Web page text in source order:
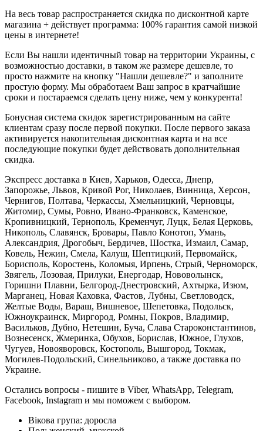
На весь товар распространяется скидка по дисконтной карте
магазина + действует программа: 100% гарантия самой низкой
цены в интернете!
Если Вы нашли идентичный товар на территории Украины, с
возможностью доставки, в таком же размере дешевле, то
просто нажмите на кнопку "Нашли дешевле?" и заполните
простую форму. Мы обработаем Ваш запрос в кратчайшие
сроки и постараемся сделать цену ниже, чем у конкурента!
Бонусная система скидок зарегистрированным на сайте
клиентам сразу после первой покупки. После первого заказа
активируется накопительная дисконтная карта и на все
последующие покупки будет действовать дополнительная
скидка.
Экспресс доставка в Киев, Харьков, Одесса, Днепр,
Запорожье, Львов, Кривой Рог, Николаев, Винница, Херсон,
Чернигов, Полтава, Черкассы, Хмельницкий, Черновцы,
Житомир, Сумы, Ровно, Ивано-Франковск, Каменское,
Кропивницкий, Тернополь, Кременчуг, Луцк, Белая Церковь,
Никополь, Славянск, Бровары, Павло Конотоп, Умань,
Александрия, Дрогобыч, Бердичев, Шостка, Измаил, Самар,
Ковель, Нежин, Смела, Калуш, Шептицкий, Первомайск,
Борисполь, Коростень, Коломыя, Ирпень, Стрый, Черноморск,
Звягель, Лозовая, Прилуки, Енергодар, Нововолынск,
Горишни Плавни, Белгород-Днестровский, Ахтырка, Изюм,
Марганец, Новая Каховка, Фастов, Лубны, Светловодск,
Желтые Воды, Вараш, Вишневое, Шепетовка, Подольск,
Южноукраинск, Миргород, Ромны, Покров, Владимир,
Васильков, Дубно, Нетешин, Буча, Слава Староконстантинов,
Вознесенск, Жмеринка, Обухов, Борислав, Южное, Глухов,
Чугуев, Новояворовск, Костополь, Вышгород, Токмак,
Могилев-Подольский, Синельниково, а также доставка по
Украине.
Остались вопросы - пишите в Viber, WhatsApp, Telegram,
Facebook, Instagram и мы поможем с выбором.
Вікова група: доросла